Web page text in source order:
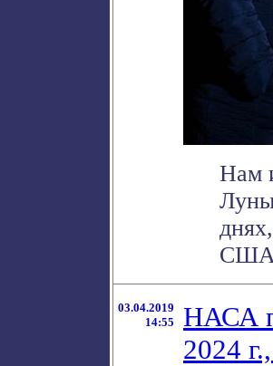
Нам
03.04.2019
14:55
НАСА
2024